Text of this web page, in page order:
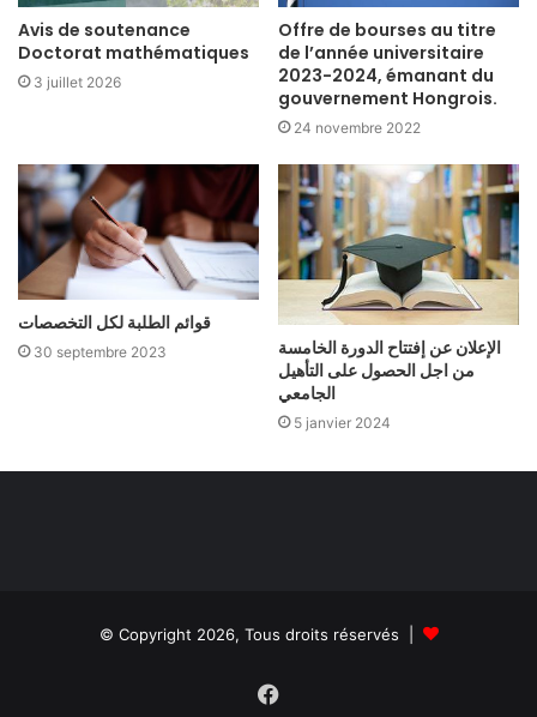
Avis de soutenance
Doctorat mathématiques
3 juillet 2026
Offre de bourses au titre
de l’année universitaire
2023-2024, émanant du
gouvernement Hongrois.
24 novembre 2022
قوائم الطلبة لكل التخصصات
30 septembre 2023
الإعلان عن إفتتاح الدورة الخامسة
من اجل الحصول على التأهيل
الجامعي
5 janvier 2024
© Copyright 2026, Tous droits réservés |
Facebook